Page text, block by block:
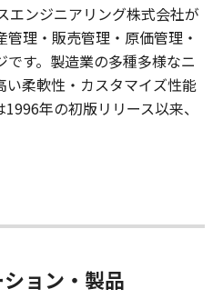
エンジニアリング株式会社が
理・販売管理・原価管理・
す。製造業の多種多様なニ
い柔軟性・カスタマイズ性能
年の初版リリース以来、
ョン・製品